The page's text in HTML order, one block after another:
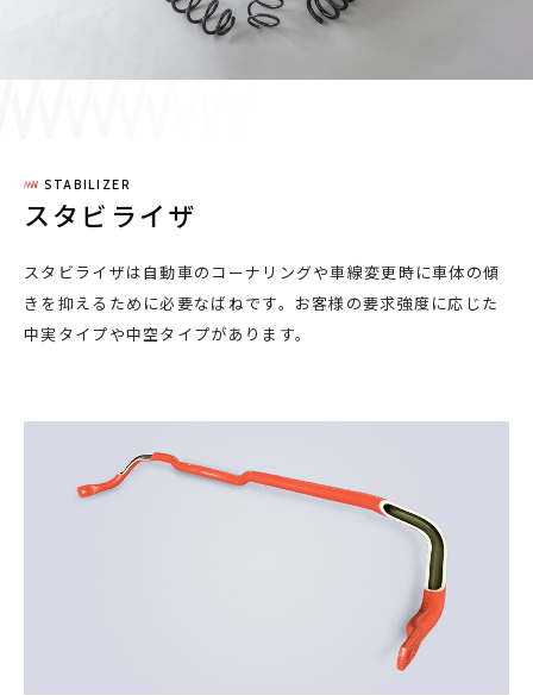
STABILIZER
スタビライザ
スタビライザは自動車のコーナリングや車線変更時に車体の傾
きを抑えるために必要なばねです。お客様の要求強度に応じた
中実タイプや中空タイプがあります。